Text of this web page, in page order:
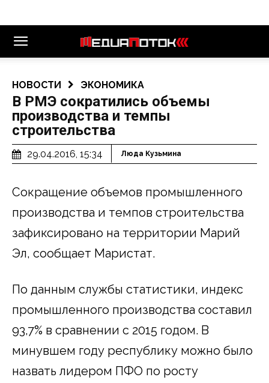
НОВОСТИ ЭКОНОМИКА
В РМЭ сократились объемы
производства и темпы
строительства
29.04.2016, 15:34 Люда Кузьмина
Сокращение объемов промышленного
производства и темпов строительства
зафиксировано на территории Марий
Эл, сообщает Маристат.
По данным службы статистики, индекс
промышленного производства составил
93,7% в сравнении с 2015 годом. В
минувшем году республику можно было
назвать лидером ПФО по росту